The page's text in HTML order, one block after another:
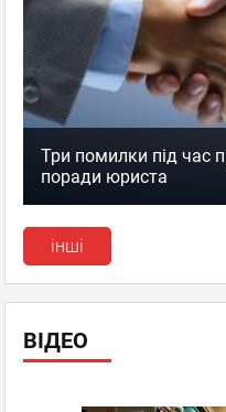
Три помилки під час
поради юриста
інші
ВІДЕО